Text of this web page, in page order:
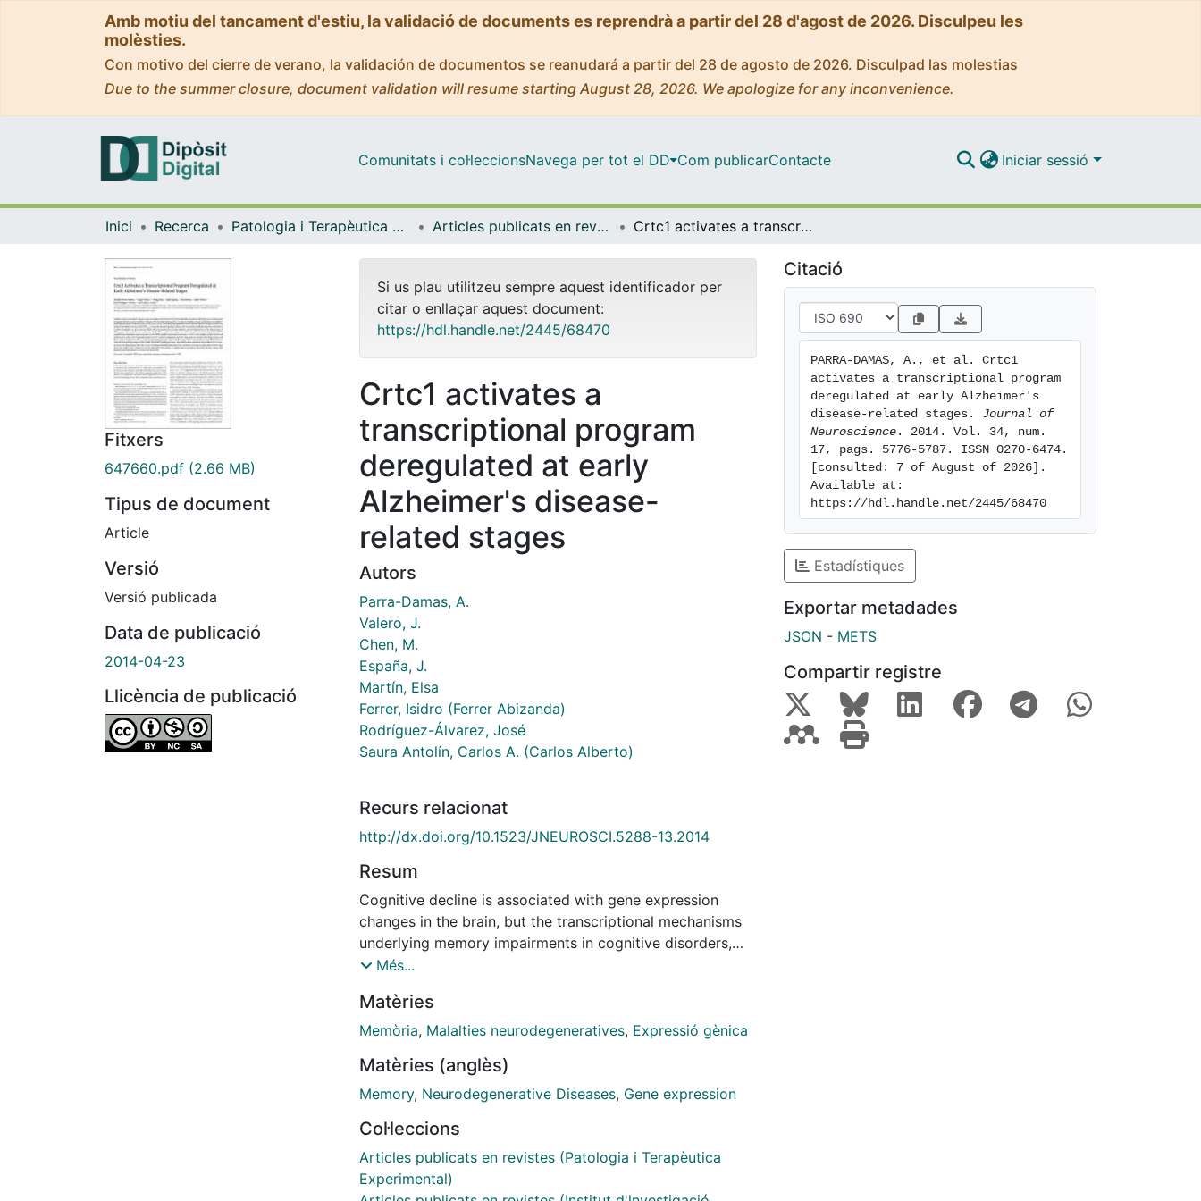
Amb motiu del tancament d'estiu, la validació de documents es reprendrà a partir del 28 d'agost de 2026. Disculpeu les
molèsties.
Con motivo del cierre de verano, la validación de documentos se reanudará a partir del 28 de agosto de 2026. Disculpad las molestias
Due to the summer closure, document validation will resume starting August 28, 2026. We apologize for any inconvenience.
Comunitats i col·leccionsNavega per tot el DD Com publicarContacte Iniciar sessió
Inici Recerca Patologia i Terapèutica Experimental Articles publicats en revistes (Patologia i Terapèutica Experimental) Crtc1 activates a transcriptional program deregulated at early Alzheimer's disease-related stages
Fitxers
647660.pdf (2.66 MB)
Tipus de document
Article
Versió
Versió publicada
Data de publicació
2014-04-23
Llicència de publicació
Si us plau utilitzeu sempre aquest identificador per
citar o enllaçar aquest document:
https://hdl.handle.net/2445/68470
Crtc1 activates a
transcriptional program
deregulated at early
Alzheimer's disease-
related stages
Autors
Parra-Damas, A.
Valero, J.
Chen, M.
España, J.
Martín, Elsa
Ferrer, Isidro (Ferrer Abizanda)
Rodríguez-Álvarez, José
Saura Antolín, Carlos A. (Carlos Alberto)
Recurs relacionat
http://dx.doi.org/10.1523/JNEUROSCI.5288-13.2014
Resum
Cognitive decline is associated with gene expression
changes in the brain, but the transcriptional mechanisms
underlying memory impairments in cognitive disorders,
such as Alzheimer's disease (AD), are largely unknown.
responsible for transcriptional changes underlying early
memory loss in AD by examining pathological, behavioral,
amyloid precursor protein (APPSw,Ind) transgenic mice
during aging. Genome-wide transcriptome analysis using
network related with neurotransmission, synaptic
plasticity, and learning/memory in the hippocampus of
APPSw,Ind mice after spatial memory training. Specifically,
Més...
Matèries
Memòria, Malalties neurodegeneratives, Expressió gènica
Matèries (anglès)
Memory, Neurodegenerative Diseases, Gene expression
Col·leccions
Articles publicats en revistes (Patologia i Terapèutica
Experimental)
Citació
PARRA-DAMAS, A., et al. Crtc1
activates a transcriptional program
deregulated at early Alzheimer's
disease-related stages. Journal of
Neuroscience . 2014. Vol. 34, num.
17, pags. 5776-5787. ISSN 0270-6474.
[consulted: 7 of August of 2026].
Available at:
https://hdl.handle.net/2445/68470
Estadístiques
Exportar metadades
JSON - METS
Compartir registre